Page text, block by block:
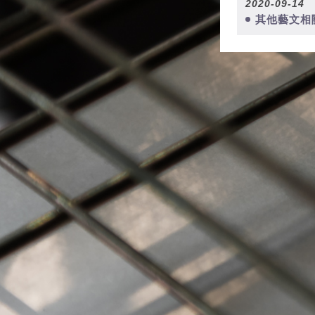
2020-09-14
其他藝文相